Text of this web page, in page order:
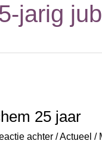
jarig
25 jaar
achter /Actueel /